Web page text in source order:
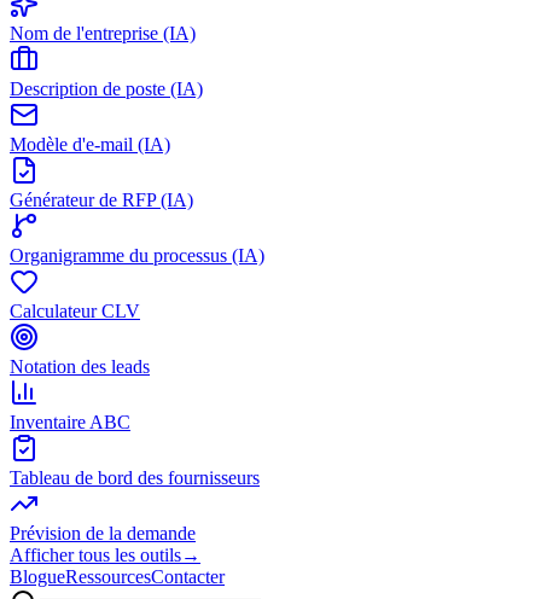
Nom de l'entreprise (IA)
Description de poste (IA)
Modèle d'e-mail (IA)
Générateur de RFP (IA)
Organigramme du processus (IA)
Calculateur CLV
Notation des leads
Inventaire ABC
Tableau de bord des fournisseurs
Prévision de la demande
Afficher tous les outils→
BlogueRessourcesContacter